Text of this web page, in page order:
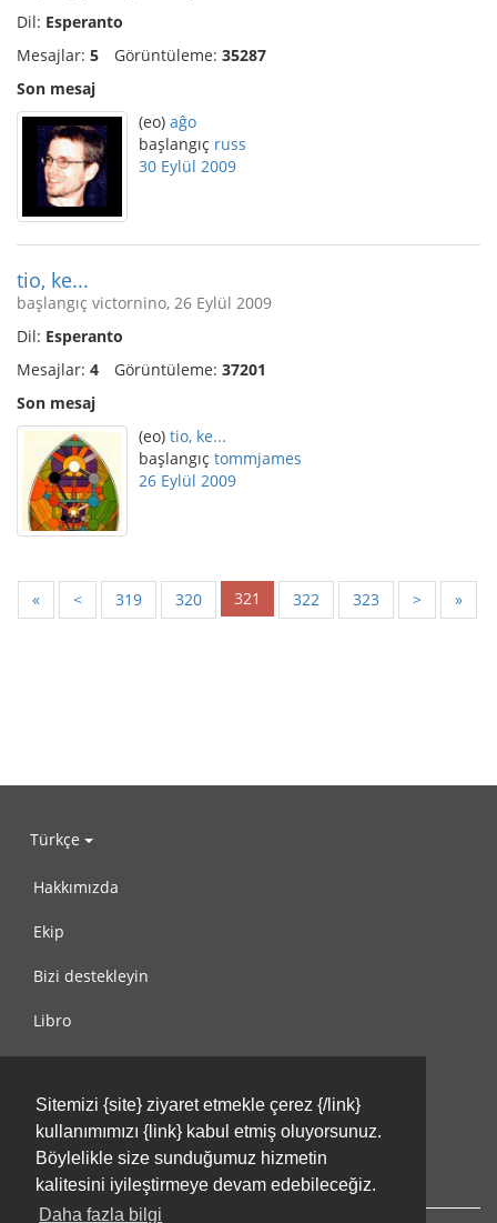
Sitemizi {site} ziyaret etmekle çerez {/link}
kullanımımızı {link} kabul etmiş oluyorsunuz.
Böylelikle size sunduğumuz hizmetin
kalitesini iyileştirmeye devam edebileceğiz.
Daha fazla bilgi
Dil: Esperanto
Mesajlar: 5 Görüntüleme: 35287
Son mesaj
(eo) aĝo
başlangıç russ
30 Eylül 2009
tio, ke...
başlangıç victornino, 26 Eylül 2009
Dil: Esperanto
Mesajlar: 4 Görüntüleme: 37201
Son mesaj
(eo) tio, ke...
başlangıç tommjames
26 Eylül 2009
« < 319 320 321 322 323 > »
Türkçe
Hakkımızda
Ekip
Bizi destekleyin
Libro
Kullanım Koşulları
Bize ulaşın